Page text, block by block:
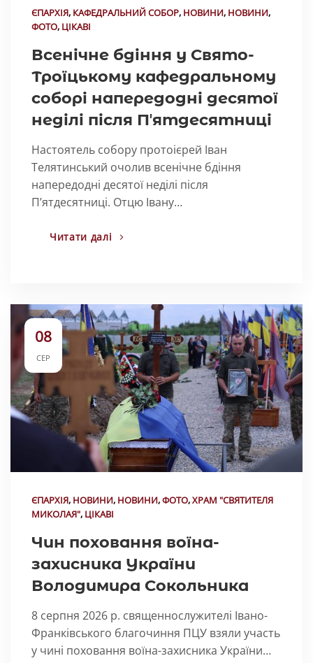
ЄПАРХІЯ, КАФЕДРАЛЬНИЙ СОБОР, НОВИНИ, НОВИНИ,
ФОТО, ЦІКАВІ
Всенічне бдіння у Свято-
Троїцькому кафедральному
соборі напередодні десятої
неділі після Пʼятдесятниці
Настоятель собору протоієрей Іван
Телятинський очолив всенічне бдіння
напередодні десятої неділі після
Пʼятдесятниці. Отцю Івану…
Читати далі
08
СЕР
ЄПАРХІЯ, НОВИНИ, НОВИНИ,ФОТО,ХРАМ "СВЯТИТЕЛЯ
МИКОЛАЯ", ЦІКАВІ
Чин поховання воїна-
захисника України
Володимира Сокольника
8 серпня 2026 р. священнослужителі Івано-
Франківського благочиння ПЦУ взяли участь
у чині поховання воїна-захисника України…